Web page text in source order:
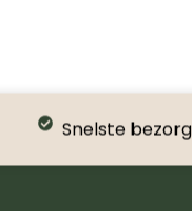
Snelste